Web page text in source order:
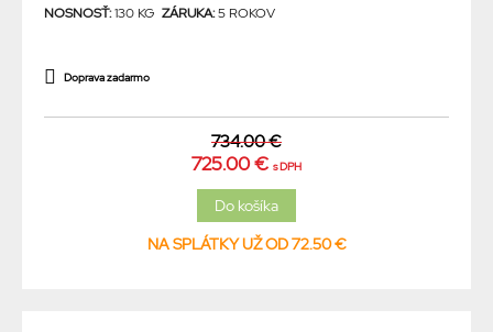
NOSNOSŤ:130 KG ZÁRUKA:5 ROKOV
Doprava zadarmo
734.00 €
725.00 € s DPH
NA SPLÁTKY UŽ OD 72.50 €